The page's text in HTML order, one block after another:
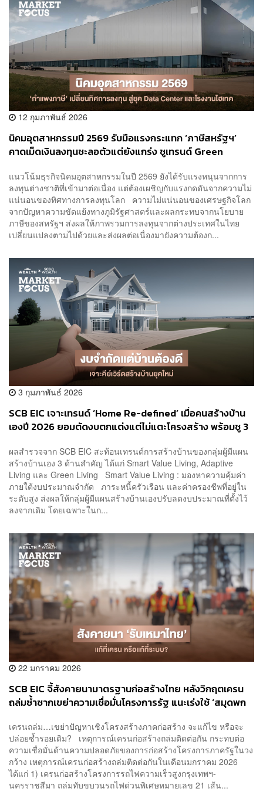
12 กุมภาพันธ์ 2026
นิคมอุตสาหกรรมปี 2569 รับมือแรงกระแทก ‘ภาษีสหรัฐฯ’
คาดเม็ดเงินลงทุนชะลอตัวแต่ยังแกร่ง ชูเทรนด์ Green
EEC
แนวโน้มธุรกิจนิคมอุตสาหกรรมในปี 2569 ยังได้รับแรงหนุนจากการ
ลงทุนต่างชาติที่เข้ามาต่อเนื่อง แต่ต้องเผชิญกับแรงกดดันจากความไม่
แน่นอนของทิศทางการลงทุนโลก ความไม่แน่นอนของเศรษฐกิจโลก
จากปัญหาความขัดแย้งทางภูมิรัฐศาสตร์และผลกระทบจากนโยบาย
ภาษีของสหรัฐฯ ส่งผลให้ภาพรวมการลงทุนจากต่างประเทศในไทย
เปลี่ยนแปลงตามไปด้วยและส่งผลต่อเนื่องมายังความต้องก...
3 กุมภาพันธ์ 2026
SCB EIC เจาะเทรนด์ ‘Home Re-defined’ เมื่อคนสร้างบ้าน
เองปี 2026 ยอมตัดงบตกแต่งแต่ไม่แตะโครงสร้าง พร้อมชู 3
ผลสำรวจจาก SCB EIC สะท้อนเทรนด์การสร้างบ้านของกลุ่มผู้มีแผน
สร้างบ้านเอง 3 ด้านสำคัญ ได้แก่ Smart Value Living, Adaptive
Living และ Green Living Smart Value Living : มองหาความคุ้มค่า
ภายใต้งบประมาณจำกัด ภาระหนี้ครัวเรือน และค่าครองชีพที่อยู่ใน
ระดับสูง ส่งผลให้กลุ่มผู้มีแผนสร้างบ้านเองปรับลดงบประมาณที่ตั้งไว้
ลงจากเดิม โดยเฉพาะในก...
22 มกราคม 2026
SCB EIC จี้สังคายนามาตรฐานก่อสร้างไทย หลังวิกฤตเครน
ถล่มซ้ำซากเขย่าความเชื่อมั่นโครงการรัฐ แนะเร่งใช้ ‘สมุดพก
เครนถล่ม…เขย่าปัญหาเชิงโครงสร้างภาคก่อสร้าง จะแก้ไข หรือจะ
ปล่อยซ้ำรอยเดิม? เหตุการณ์เครนก่อสร้างถล่มติดต่อกัน กระทบต่อ
ความเชื่อมั่นด้านความปลอดภัยของการก่อสร้างโครงการภาครัฐในวง
กว้าง เหตุการณ์เครนก่อสร้างถล่มติดต่อกันในเดือนมกราคม 2026
ได้แก่ 1) เครนก่อสร้างโครงการรถไฟความเร็วสูงกรุงเทพฯ-
นครราชสีมา ถล่มทับขบวนรถไฟด่วนพิเศษหมายเลข 21 เส้น...